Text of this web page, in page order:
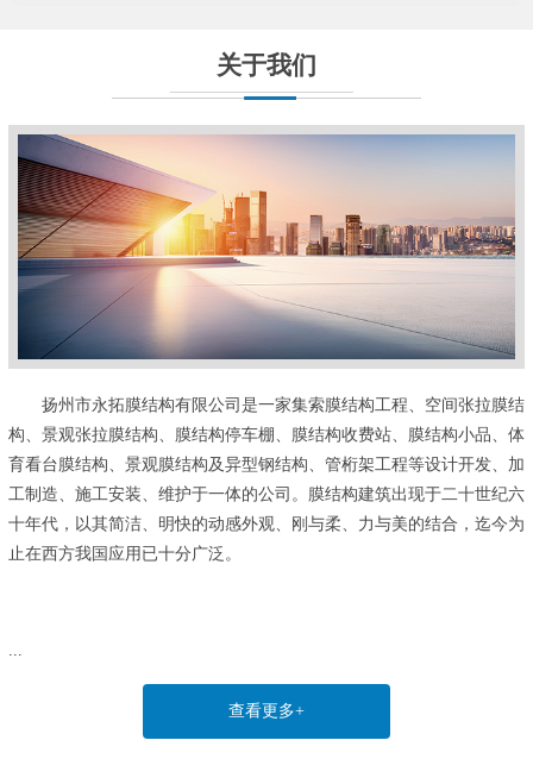
关于我们
扬州市永拓膜结构有限公司是一家集索膜结构工程、空间张拉膜结
构、景观张拉膜结构、膜结构停车棚、膜结构收费站、膜结构小品、体
育看台膜结构、景观膜结构及异型钢结构、管桁架工程等设计开发、加
工制造、施工安装、维护于一体的公司。膜结构建筑出现于二十世纪六
十年代，以其简洁、明快的动感外观、刚与柔、力与美的结合，迄今为
止在西方我国应用已十分广泛。
...
查看更多+